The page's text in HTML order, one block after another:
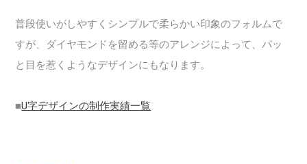
普段使いがしやすくシンプルで柔らかい印象のフォルムで
すが、ダイヤモンドを留める等のアレンジによって、パッ
と目を惹くようなデザインにもなります。
■U字デザインの制作実績一覧